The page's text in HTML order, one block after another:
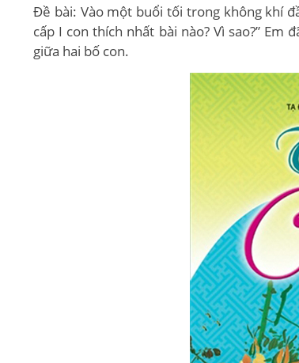
Đề bài: Vào một buổi tối trong không khí
cấp I con thích nhất bài nào? Vì sao?”
giữa hai bố con.